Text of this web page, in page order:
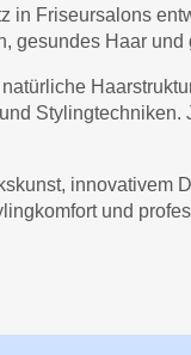
Friseursalons
gesundes Haar
innovativem
und